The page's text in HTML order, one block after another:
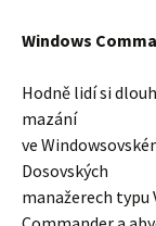
Windows
Hodně lidí si
mazání
ve
Dosovských
manažerech